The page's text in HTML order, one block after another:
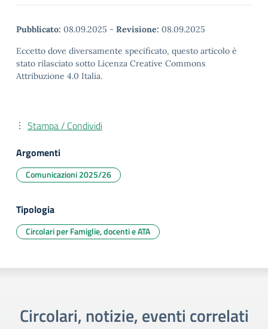
Pubblicato: 08.09.2025 - Revisione: 08.09.2025
Eccetto dove diversamente specificato, questo articolo è
stato rilasciato sotto Licenza Creative Commons
Attribuzione 4.0 Italia.
Stampa / Condividi
Argomenti
Comunicazioni 2025/26
Tipologia
Circolari per Famiglie, docenti e ATA
Circolari, notizie, eventi correlati